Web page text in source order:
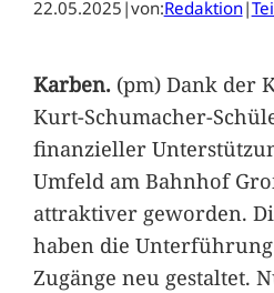
22.05.2025 |von:Redaktion|
Karben.(pm) Dank der
Kurt-Schumacher-
finanzieller
Umfeld am Bahnhof
attraktiver geworden.
haben die
Zugänge neu gestaltet.